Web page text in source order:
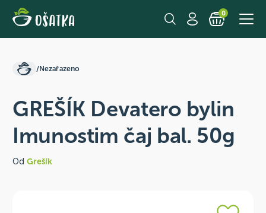
0
/Nezařazeno
GREŠÍK Devatero bylin
Imunostim čaj bal. 50g
Od Grešík